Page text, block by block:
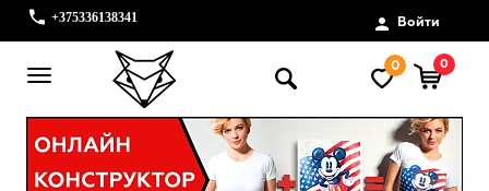
+375336138341 Войти
0 0